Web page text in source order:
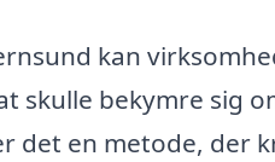
kan
skulle bekymre sig
det en metode,